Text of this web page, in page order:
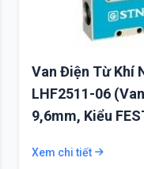
Van Điện Từ Khí
LHF2511-06
9,6mm, Kiểu
Xem chi tiết